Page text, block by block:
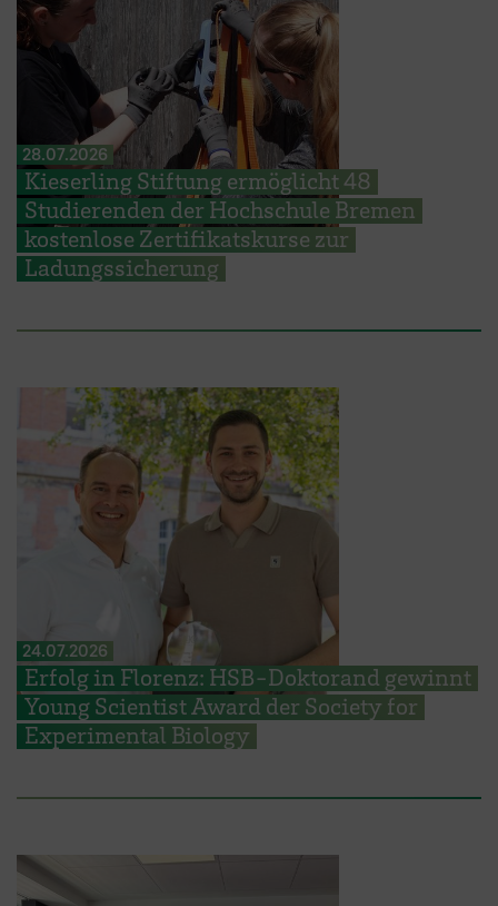
28.07.2026
Kieserling Stiftung ermöglicht 48
Studierenden der Hochschule Bremen
kostenlose Zertifikatskurse zur
Ladungssicherung
24.07.2026
Erfolg in Florenz: HSB-Doktorand gewinnt
Young Scientist Award der Society for
Experimental Biology